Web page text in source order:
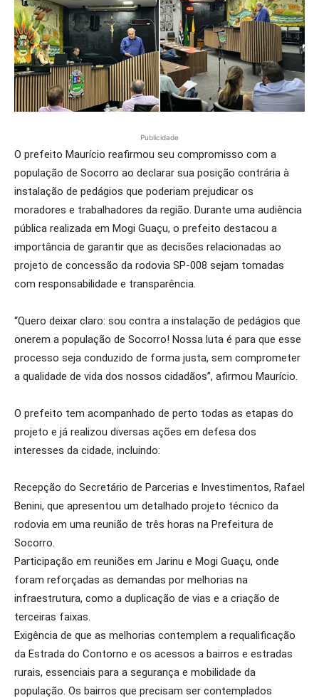
Publicidade
O prefeito Maurício reafirmou seu compromisso com a
população de Socorro ao declarar sua posição contrária à
instalação de pedágios que poderiam prejudicar os
moradores e trabalhadores da região. Durante uma audiência
pública realizada em Mogi Guaçu, o prefeito destacou a
importância de garantir que as decisões relacionadas ao
projeto de concessão da rodovia SP-008 sejam tomadas
com responsabilidade e transparência.
“Quero deixar claro: sou contra a instalação de pedágios que
onerem a população de Socorro! Nossa luta é para que esse
processo seja conduzido de forma justa, sem comprometer
a qualidade de vida dos nossos cidadãos”, afirmou Maurício.
O prefeito tem acompanhado de perto todas as etapas do
projeto e já realizou diversas ações em defesa dos
interesses da cidade, incluindo:
Recepção do Secretário de Parcerias e Investimentos, Rafael
Benini, que apresentou um detalhado projeto técnico da
rodovia em uma reunião de três horas na Prefeitura de
Socorro.
Participação em reuniões em Jarinu e Mogi Guaçu, onde
foram reforçadas as demandas por melhorias na
infraestrutura, como a duplicação de vias e a criação de
terceiras faixas.
Exigência de que as melhorias contemplem a requalificação
da Estrada do Contorno e os acessos a bairros e estradas
rurais, essenciais para a segurança e mobilidade da
população. Os bairros que precisam ser contemplados